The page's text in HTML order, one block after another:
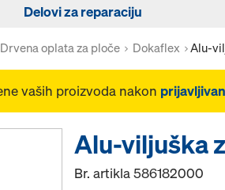
Delovi za reparaciju
Drvena oplata za ploče Dokaflex Alu-
vaših proizvoda nakon
Alu-viljuška
Br. artikla586182000